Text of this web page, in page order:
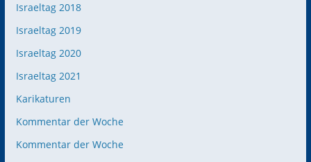
Israeltag 2018
Israeltag 2019
Israeltag 2020
Israeltag 2021
Karikaturen
Kommentar der Woche
Kommentar der Woche